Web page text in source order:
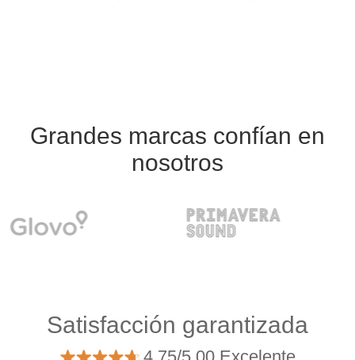
Grandes marcas confían en
nosotros
Satisfacción garantizada